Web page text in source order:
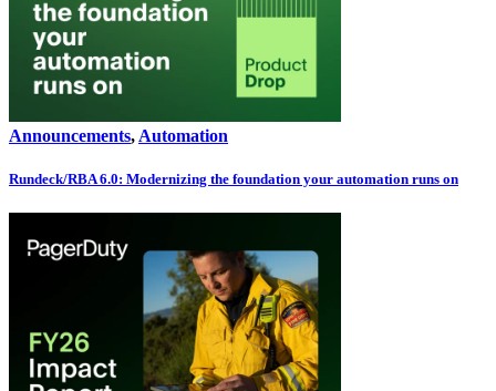
Announcements, Automation
Rundeck/RBA 6.0: Modernizing the foundation your automation runs on